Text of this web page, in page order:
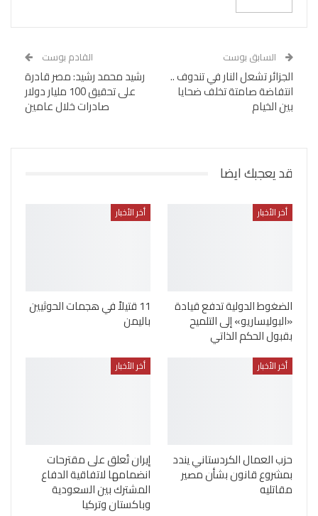
السابق بوست
الجزائر تشعل النار في تندوف ..
انتفاضة صامتة تخلف ضحايا
بين الخيام
القادم بوست
رشيد محمد رشيد: مصر قادرة
على تحقيق 100 مليار دولار
صادرات خلال عامين
قد يعجبك ايضا
أخر الأخبار
الضغوط الدولية تدفع قيادة
«البوليساريو» إلى التلميح
بقبول الحكم الذاتي
أخر الأخبار
11 قتيلاً في هجمات الحوثيين
باليمن
أخر الأخبار
حزب العمال الكردستاني يندد
بمشروع قانون بشأن مصير
مقاتليه
أخر الأخبار
إيران تُعلق على مقترحات
انضمامها لاتفاقية الدفاع
المشترك بين السعودية
وباكستان وتركيا